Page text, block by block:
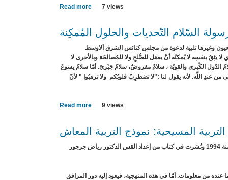
المجتمعRead more about
مَناهِجُ
وَأَهداف
7 views
السّلام التّحديات والحلول المُمكِنة
وغيرها تلبية لدعوة من مجلس كنائس الشرق ألاوسط
يثِقُ بنفسِه لا يُمكنُه أنْ يعمَل للصُّلحِ ولا للمُصالحَة وبالأحرى لا
الكُبرى والقويّة ، سلامٌ مفروضٌ، سلامٌ جَبْريّ. أمّا سلامُ يسوعَ
من عندِ اللّه. لأنه يقول لنا :"لا تضطرِبْ قلوبُكم ولا ترهبُوا " لأنّ
Read more about
السّلام
التّحديات
9 views
المسيحية: نموذج التربية المعاش
مجلس كنائس الشرق الاوسط بدعوة من دائرة التربية في سنة 1994 ونُشرت في كتاب من إعداد القس الدكتور رياض جرجور
عنده من معلومات. أمّا في هذه المنهجية، فيعود إليه دور المرافق